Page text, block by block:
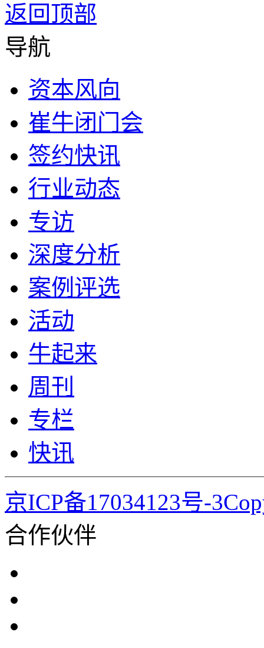
返回顶部
导航
资本风向
崔牛闭门会
签约快讯
行业动态
专访
深度分析
案例评选
活动
牛起来
周刊
专栏
快讯
京ICP备17034123号-
合作伙伴